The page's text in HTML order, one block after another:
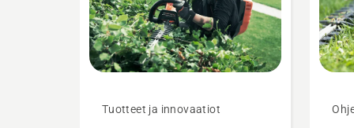
Tuotteet ja innovaatiot